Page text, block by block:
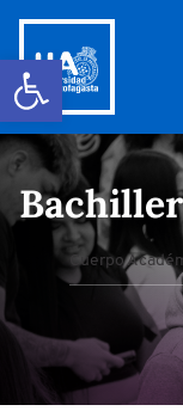
Abrir barra de
Cuerpo